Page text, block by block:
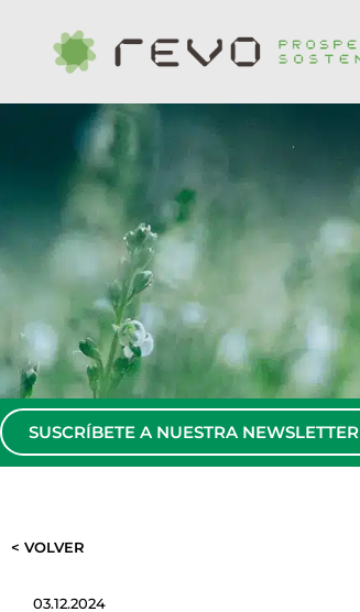
SUSCRÍBETE A NUESTRA NEWSLETTER
< VOLVER
03.12.2024